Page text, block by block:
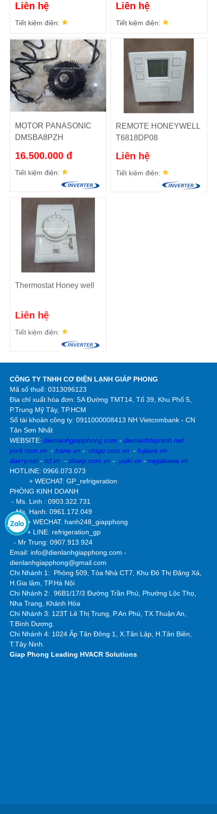
Liên hệ
Tiết kiệm điện:
Liên hệ
Tiết kiệm điện:
MOTOR PANASONIC
DMSBA8PZH
16.500.000 đ
Tiết kiệm điện:
REMOTE HONEYWELL
T6818DP08
Liên hệ
Tiết kiệm điện:
Thermostat Honey well
Liên hệ
Tiết kiệm điện:
CÔNG TY TNHH CƠ ĐIỆN LẠNH GIÁP PHONG
Mã số thuế: 0313096123
Địa chỉ xuất hóa đơn: 5A Đường TMT14, Tổ 39, Khu Phố 5,
P.Trung Mỹ Tây, TP.HCM
Số tài khoản công ty: 0911000008413 NH Vietcombank - CN
Tân Sơn Nhất
WEBSITE: dienlanhgiapphong.com - dienlanhtayninh.net
york.com.vn - trane.vn - chigo.com.vn - fujiaire.vn
dairry.net- tcl.vn - sharp.com.vn - yuiki.vn - nagakawa.vn
HOTLINE: 0966.073.073
+ WECHAT: GP_refrigeration
PHÒNG KINH DOANH
- Ms. Linh : 0903.322.731
- Ms. Hạnh: 0961.172.049
+ WECHAT: hanh248_giapphong
+ LINE: refrigeration_gp
- Mr Trung: 0907.913.924
Email: info@dienlanhgiapphong.com -
dienlanhgiapphong@gmail.com
Chi Nhánh 1: Phòng 509, Tòa Nhà CT7, Khu Đô Thị Đặng Xá,
H.Gia lâm, TP.Hà Nội
Chi Nhánh 2: 96B1/17/3 Đường Trần Phú, Phường Lộc Thọ,
Nha Trang, Khánh Hòa
Chi Nhánh 3: 123T Lê Thị Trung, P.An Phú, TX.Thuận An,
T.Bình Dương.
Chi Nhánh 4: 1024 Ấp Tân Đông 1, X.Tân Lập, H.Tân Biên,
T.Tây Ninh.
Giap Phong Leading HVACR Solutions